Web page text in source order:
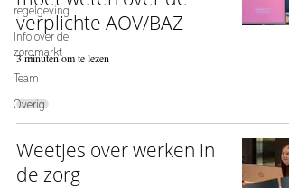
regelgeving
Info over de
zorgmarkt
Team
Overig
verplichte AOV/BAZ
3 minuten om te lezen
Weetjes over werken in
de zorg